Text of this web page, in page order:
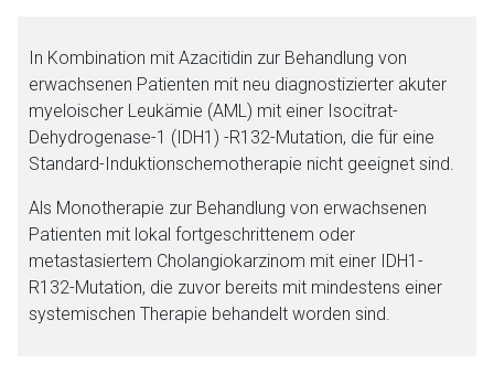
In Kombination mit Azacitidin zur Behandlung von
erwachsenen Patienten mit neu diagnostizierter akuter
myeloischer Leukämie (AML) mit einer Isocitrat-
Dehydrogenase-1 (IDH1) -R132-Mutation, die für eine
Standard-Induktionschemotherapie nicht geeignet sind.
Als Monotherapie zur Behandlung von erwachsenen
Patienten mit lokal fortgeschrittenem oder
metastasiertem Cholangiokarzinom mit einer IDH1-
R132-Mutation, die zuvor bereits mit mindestens einer
systemischen Therapie behandelt worden sind.
Aufruf einer externen Seite
Der von Ihnen aufgerufene Link öffnet eine externe Web-